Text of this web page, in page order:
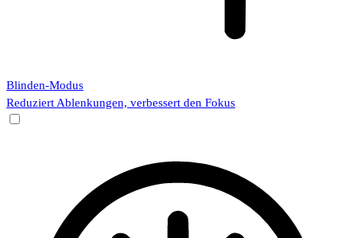
Blinden-Modus
Reduziert Ablenkungen, verbessert den Fokus